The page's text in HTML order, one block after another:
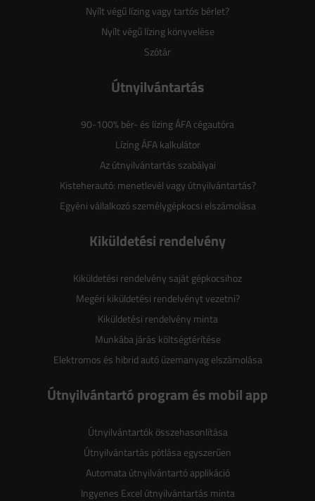
Nyílt végű lízing vagy tartós bérlet?
Nyílt végű lízing könyvelése
Szótár
Útnyilvántartás
90-100% bér- és lízing ÁFA cégautóra
Lízing ÁFA kalkulátor
Az útnyilvántartás szabályai
Kisteherautó: menetlevél vagy útnyilvántartás?
Egyéni vállalkozó személygépkocsi elszámolása
Kiküldetési rendelvény
Kiküldetési rendelvény saját gépkocsihoz
Megéri kiküldetési rendelvényt vezetni?
Kiküldetési rendelvény minta
Munkába járás költségtérítése
Elektromos és hibrid autó üzemanyag elszámolása
Útnyilvántartó program és mobil app
Útnyilvántartók összehasonlítása
Útnyilvántartás pótlása egyszerűen
Automata útnyilvántartó applikáció
Ingyenes Excel útnyilvántartás minta